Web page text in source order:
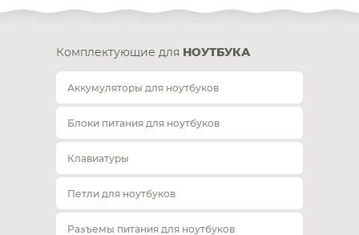
Комплектующие для НОУТБУКА
Аккумуляторы для ноутбуков
Блоки питания для ноутбуков
Клавиатуры
Петли для ноутбуков
Разъемы питания для ноутбуков